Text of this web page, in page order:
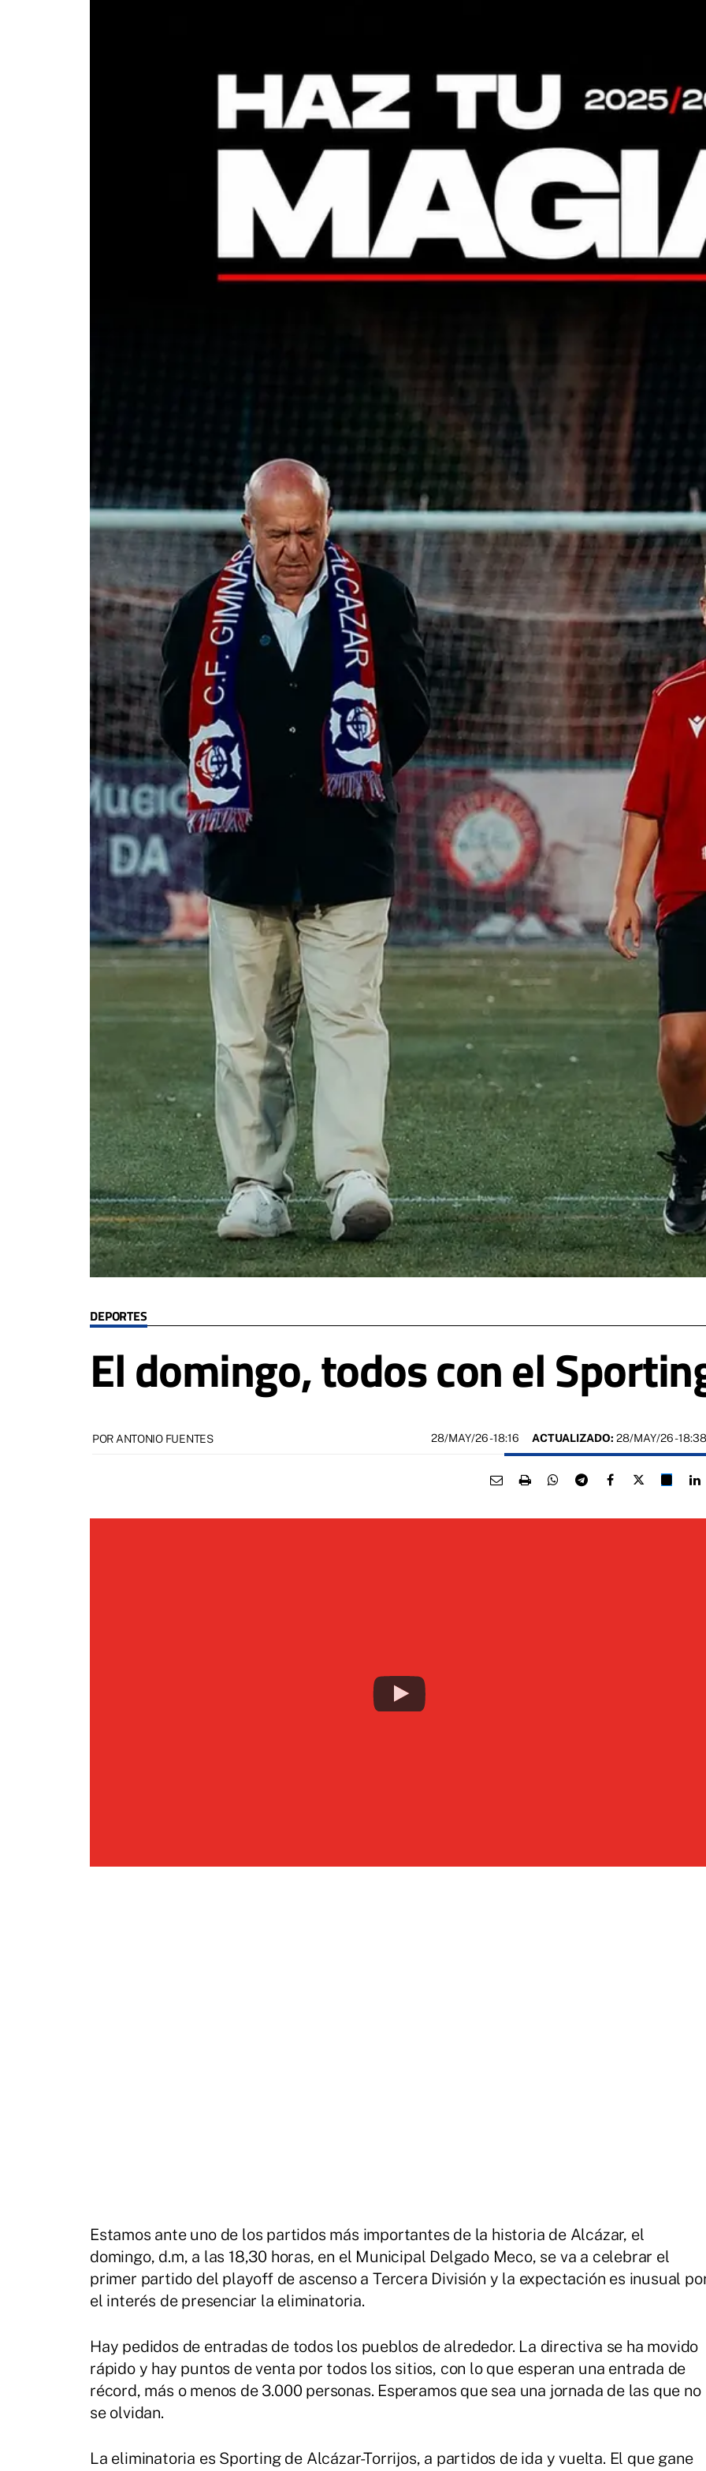
DEPORTES
El domingo, todos con el
POR ANTONIO FUENTES 28/MAY/26- 18:16 ACTUALIZADO: 28/MAY/26 - 18:38
Estamos ante uno de los partidos más importantes de la historia de Alcázar, el
domingo, d.m, a las 18,30 horas, en el Municipal Delgado Meco, se va a celebrar el
primer partido del playoff de ascenso a Tercera División y la expectación es inusual
el interés de presenciar la eliminatoria.
Hay pedidos de entradas de todos los pueblos de alrededor. La directiva se ha movido
rápido y hay puntos de venta por todos los sitios, con lo que esperan una entrada de
récord, más o menos de 3.000 personas. Esperamos que sea una jornada de las que no
se olvidan.
La eliminatoria es Sporting de Alcázar-Torrijos, a partidos de ida y vuelta. El que gane